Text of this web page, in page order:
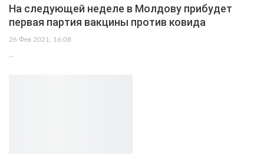
На следующей неделе в Молдову прибудет
первая партия вакцины против ковида
26 Фев 2021, 16:08
…